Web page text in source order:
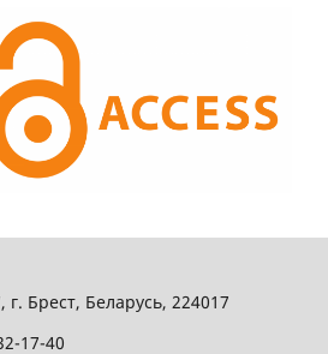
г. Брест, Беларусь, 224017
17-40